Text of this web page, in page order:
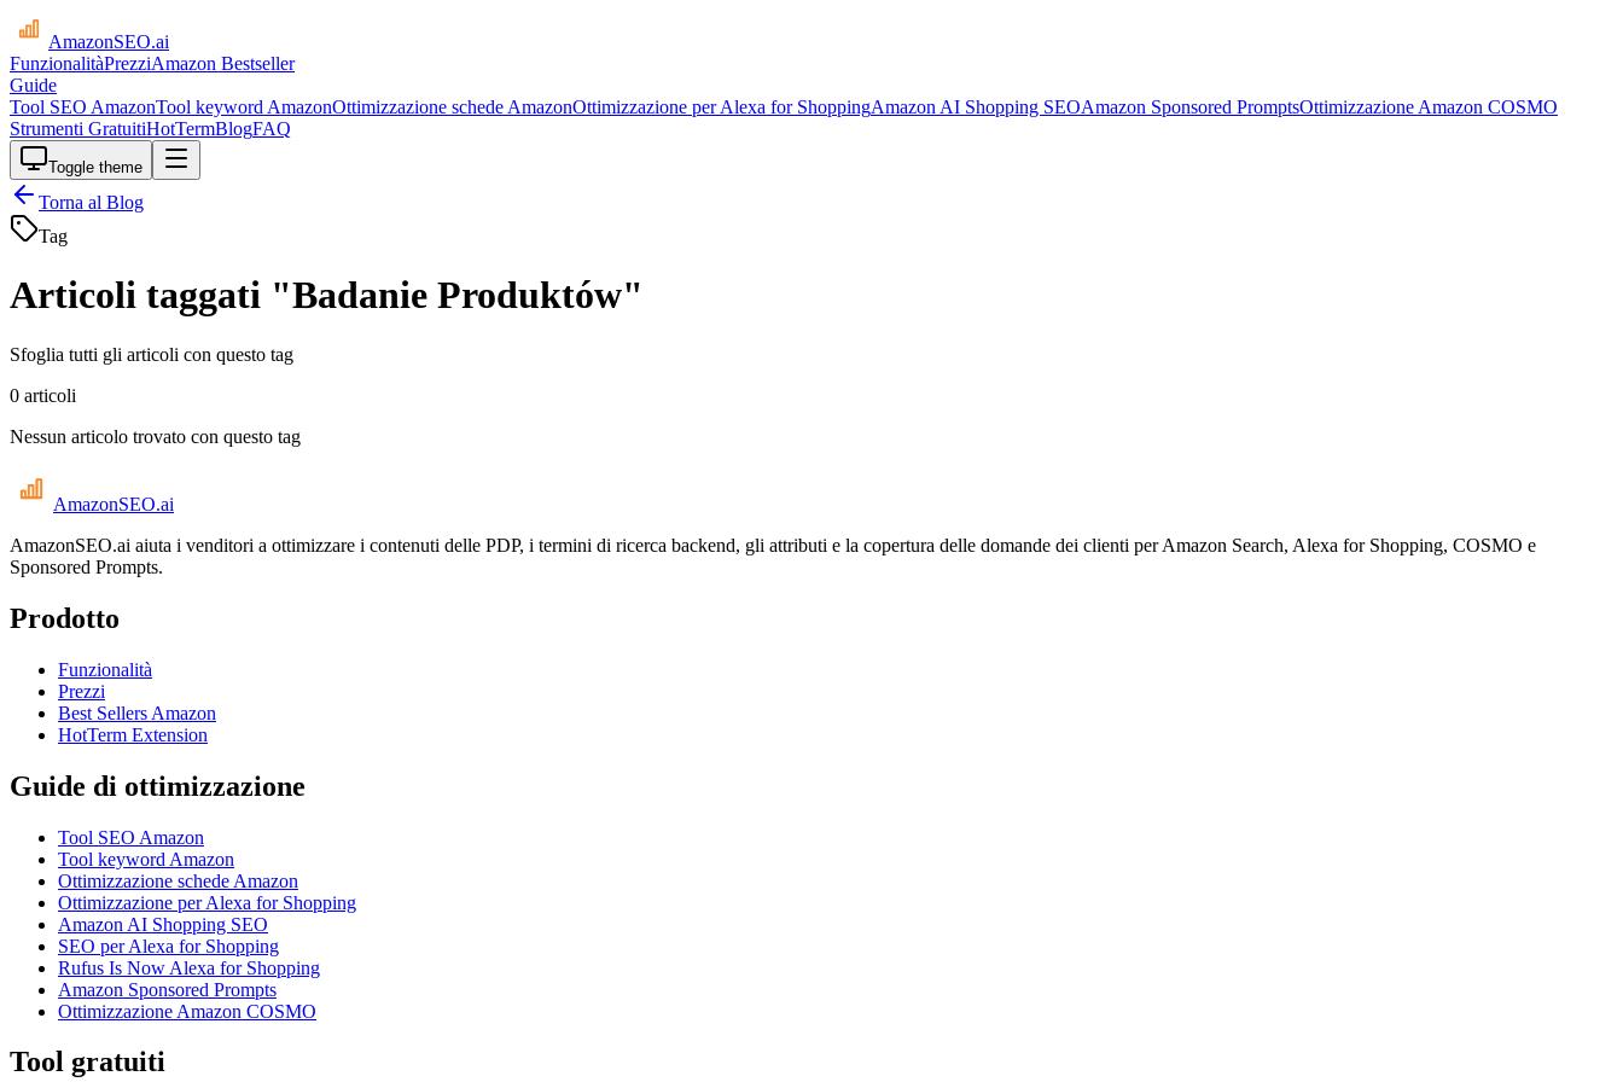
AmazonSEO.ai
FunzionalitàPrezziAmazon Bestseller
Guide
Tool SEO AmazonTool keyword AmazonOttimizzazione schede AmazonOttimizzazione per Alexa for ShoppingAmazon AI Shopping SEOAmazon Sponsored PromptsOttimizzazione Amazon COSMO
Strumenti GratuitiHotTermBlogFAQ
Toggle theme
Torna al Blog
Tag
Articoli taggati "Badanie Produktów"
Sfoglia tutti gli articoli con questo tag
0 articoli
Nessun articolo trovato con questo tag
AmazonSEO.ai
AmazonSEO.ai aiuta i venditori a ottimizzare i contenuti delle PDP, i termini di ricerca backend, gli attributi e la copertura delle domande dei clienti per Amazon Search, Alexa for Shopping, COSMO e
Sponsored Prompts.
Prodotto
Funzionalità
Prezzi
Best Sellers Amazon
HotTerm Extension
Guide di ottimizzazione
Tool SEO Amazon
Tool keyword Amazon
Ottimizzazione schede Amazon
Ottimizzazione per Alexa for Shopping
Amazon AI Shopping SEO
SEO per Alexa for Shopping
Rufus Is Now Alexa for Shopping
Amazon Sponsored Prompts
Ottimizzazione Amazon COSMO
Tool gratuiti